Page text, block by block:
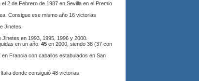
2 de Febrero de 1987 en Sevilla en el Premio
Consigue ese mismo año 16 victorias
Jinetes.
en 1993, 1995, 1996 y 2000.
en un año: 45 en 2000, siendo 38 (37 con
Francia con caballos estabulados en San
donde consiguió 48 victorias.